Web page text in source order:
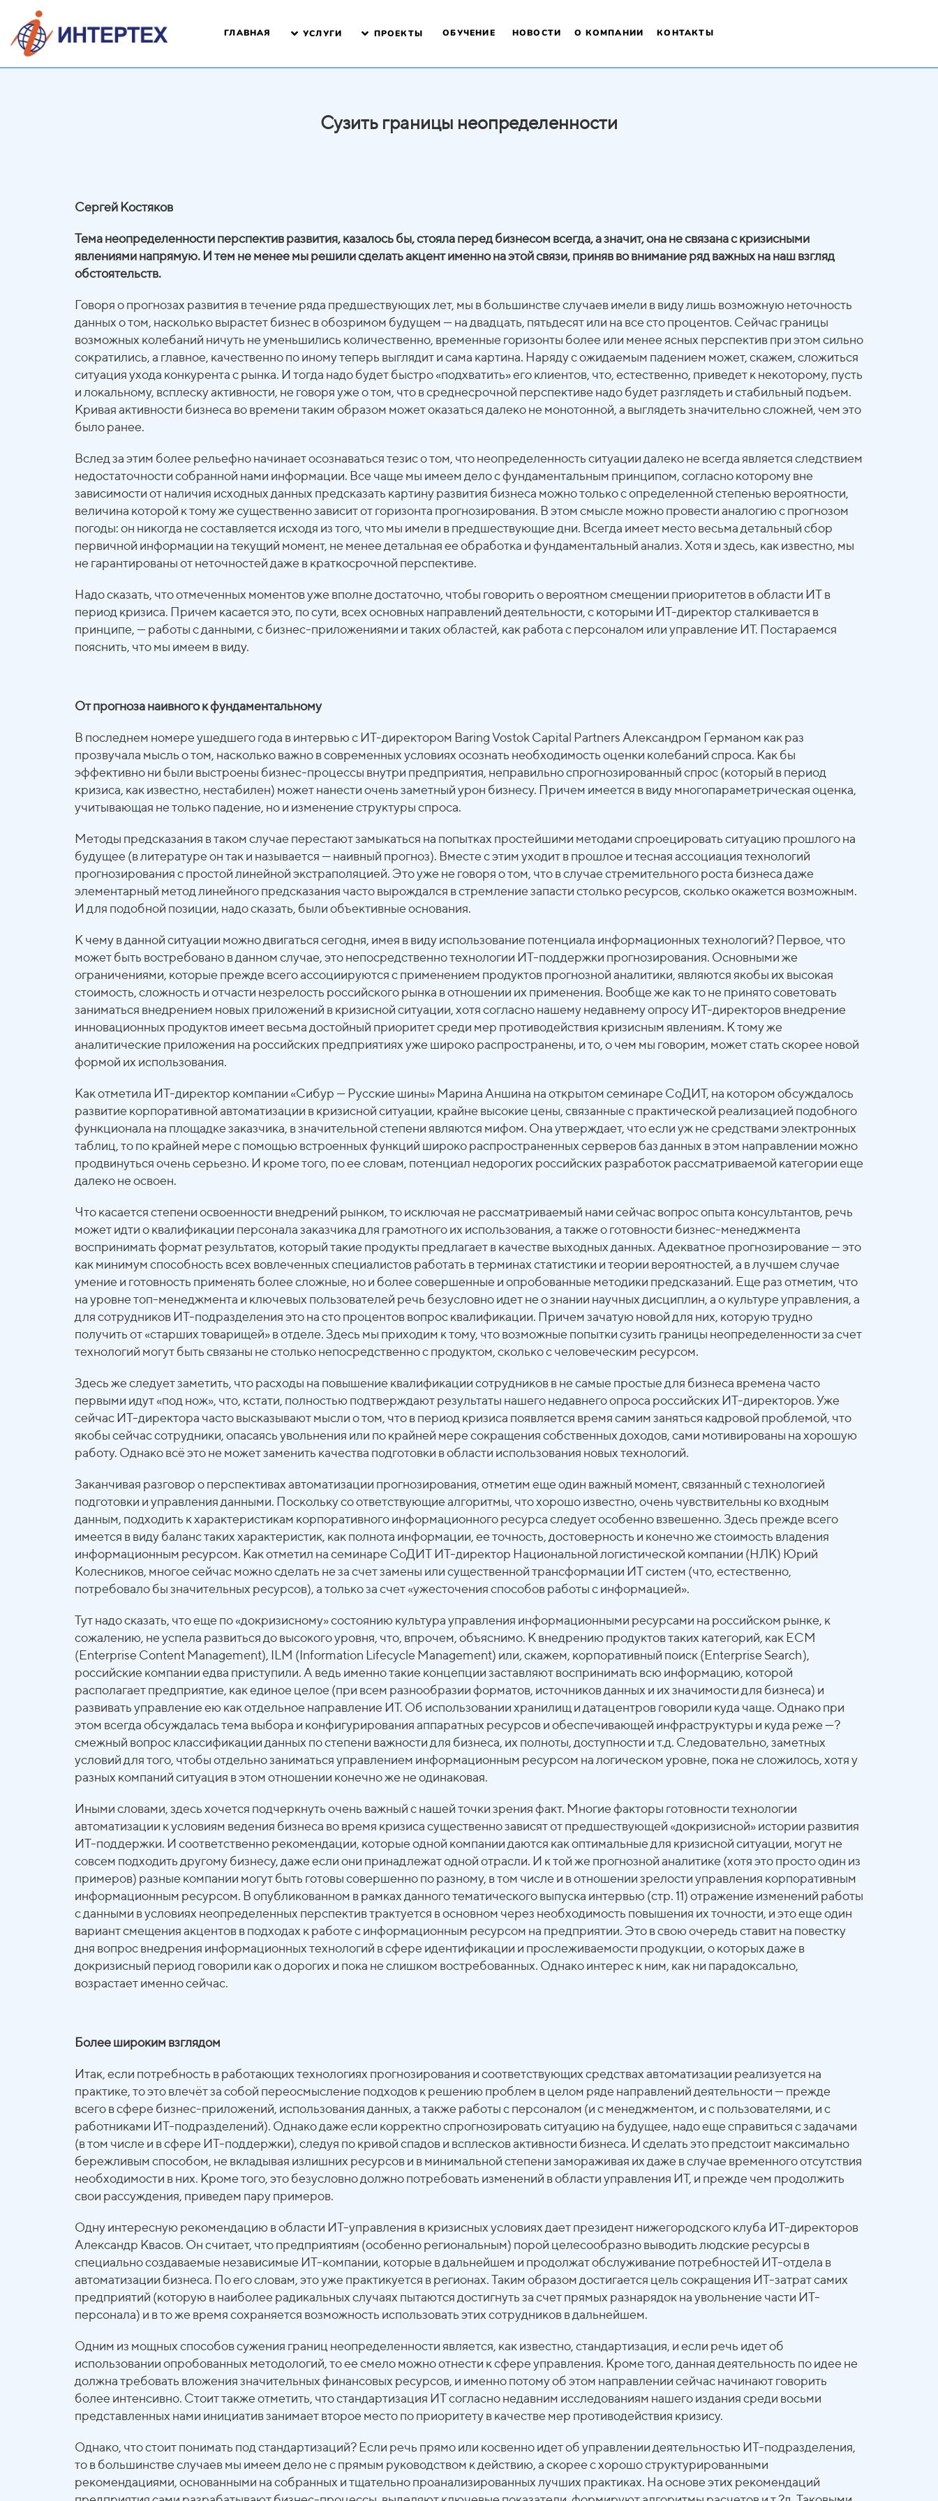
ГЛАВНАЯ УСЛУГИ ПРОЕКТЫ ОБУЧЕНИЕ НОВОСТИ О КОМПАНИИ КОНТАКТЫ
Сузить границы неопределенности
Сергей Костяков
Тема неопределенности перспектив развития, казалось бы, стояла перед бизнесом всегда, а значит, она не связана с кризисными
явлениями напрямую. И тем не менее мы решили сделать акцент именно на этой связи, приняв во внимание ряд важных на наш взгляд
обстоятельств.
Говоря о прогнозах развития в течение ряда предшествующих лет, мы в большинстве случаев имели в виду лишь возможную неточность
данных о том, насколько вырастет бизнес в обозримом будущем — на двадцать, пятьдесят или на все сто процентов. Сейчас границы
возможных колебаний ничуть не уменьшились количественно, временные горизонты более или менее ясных перспектив при этом сильно
сократились, а главное, качественно по иному теперь выглядит и сама картина. Наряду с ожидаемым падением может, скажем, сложиться
ситуация ухода конкурента с рынка. И тогда надо будет быстро «подхватить» его клиентов, что, естественно, приведет к некоторому, пусть
и локальному, всплеску активности, не говоря уже о том, что в среднесрочной перспективе надо будет разглядеть и стабильный подъем.
Кривая активности бизнеса во времени таким образом может оказаться далеко не монотонной, а выглядеть значительно сложней, чем это
было ранее.
Вслед за этим более рельефно начинает осознаваться тезис о том, что неопределенность ситуации далеко не всегда является следствием
недостаточности собранной нами информации. Все чаще мы имеем дело с фундаментальным принципом, согласно которому вне
зависимости от наличия исходных данных предсказать картину развития бизнеса можно только с определенной степенью вероятности,
величина которой к тому же существенно зависит от горизонта прогнозирования. В этом смысле можно провести аналогию с прогнозом
погоды: он никогда не составляется исходя из того, что мы имели в предшествующие дни. Всегда имеет место весьма детальный сбор
первичной информации на текущий момент, не менее детальная ее обработка и фундаментальный анализ. Хотя и здесь, как известно, мы
не гарантированы от неточностей даже в краткосрочной перспективе.
Надо сказать, что отмеченных моментов уже вполне достаточно, чтобы говорить о вероятном смещении приоритетов в области ИТ в
период кризиса. Причем касается это, по сути, всех основных направлений деятельности, с которыми ИТ-директор сталкивается в
принципе, — работы с данными, с бизнес-приложениями и таких областей, как работа с персоналом или управление ИТ. Постараемся
пояснить, что мы имеем в виду.
От прогноза наивного к фундаментальному
В последнем номере ушедшего года в интервью с ИТ-директором Baring Vostok Capital Partners Александром Германом как раз
прозвучала мысль о том, насколько важно в современных условиях осознать необходимость оценки колебаний спроса. Как бы
эффективно ни были выстроены бизнес-процессы внутри предприятия, неправильно спрогнозированный спрос (который в период
кризиса, как известно, нестабилен) может нанести очень заметный урон бизнесу. Причем имеется в виду многопараметрическая оценка,
учитывающая не только падение, но и изменение структуры спроса.
Методы предсказания в таком случае перестают замыкаться на попытках простейшими методами спроецировать ситуацию прошлого на
будущее (в литературе он так и называется — наивный прогноз). Вместе с этим уходит в прошлое и тесная ассоциация технологий
прогнозирования с простой линейной экстраполяцией. Это уже не говоря о том, что в случае стремительного роста бизнеса даже
элементарный метод линейного предсказания часто вырождался в стремление запасти столько ресурсов, сколько окажется возможным.
И для подобной позиции, надо сказать, были объективные основания.
К чему в данной ситуации можно двигаться сегодня, имея в виду использование потенциала информационных технологий? Первое, что
может быть востребовано в данном случае, это непосредственно технологии ИТ-поддержки прогнозирования. Основными же
ограничениями, которые прежде всего ассоциируются с применением продуктов прогнозной аналитики, являются якобы их высокая
стоимость, сложность и отчасти незрелость российского рынка в отношении их применения. Вообще же как то не принято советовать
заниматься внедрением новых приложений в кризисной ситуации, хотя согласно нашему недавнему опросу ИТ-директоров внедрение
инновационных продуктов имеет весьма достойный приоритет среди мер противодействия кризисным явлениям. К тому же
аналитические приложения на российских предприятиях уже широко распространены, и то, о чем мы говорим, может стать скорее новой
формой их использования.
Как отметила ИТ-директор компании «Сибур — Русские шины» Марина Аншина на открытом семинаре СоДИТ, на котором обсуждалось
развитие корпоративной автоматизации в кризисной ситуации, крайне высокие цены, связанные с практической реализацией подобного
функционала на площадке заказчика, в значительной степени являются мифом. Она утверждает, что если уж не средствами электронных
таблиц, то по крайней мере с помощью встроенных функций широко распространенных серверов баз данных в этом направлении можно
продвинуться очень серьезно. И кроме того, по ее словам, потенциал недорогих российских разработок рассматриваемой категории еще
далеко не освоен.
Что касается степени освоенности внедрений рынком, то исключая не рассматриваемый нами сейчас вопрос опыта консультантов, речь
может идти о квалификации персонала заказчика для грамотного их использования, а также о готовности бизнес-менеджмента
воспринимать формат результатов, который такие продукты предлагает в качестве выходных данных. Адекватное прогнозирование — это
как минимум способность всех вовлеченных специалистов работать в терминах статистики и теории вероятностей, а в лучшем случае
умение и готовность применять более сложные, но и более совершенные и опробованные методики предсказаний. Еще раз отметим, что
на уровне топ-менеджмента и ключевых пользователей речь безусловно идет не о знании научных дисциплин, а о культуре управления, а
для сотрудников ИТ-подразделения это на сто процентов вопрос квалификации. Причем зачатую новой для них, которую трудно
получить от «старших товарищей» в отделе. Здесь мы приходим к тому, что возможные попытки сузить границы неопределенности за счет
технологий могут быть связаны не столько непосредственно с продуктом, сколько с человеческим ресурсом.
Здесь же следует заметить, что расходы на повышение квалификации сотрудников в не самые простые для бизнеса времена часто
первыми идут «под нож», что, кстати, полностью подтверждают результаты нашего недавнего опроса российских ИТ-директоров. Уже
сейчас ИТ-директора часто высказывают мысли о том, что в период кризиса появляется время самим заняться кадровой проблемой, что
якобы сейчас сотрудники, опасаясь увольнения или по крайней мере сокращения собственных доходов, сами мотивированы на хорошую
работу. Однако всё это не может заменить качества подготовки в области использования новых технологий.
Заканчивая разговор о перспективах автоматизации прогнозирования, отметим еще один важный момент, связанный с технологией
подготовки и управления данными. Поскольку со ответствующие алгоритмы, что хорошо известно, очень чувствительны ко входным
данным, подходить к характеристикам корпоративного информационного ресурса следует особенно взвешенно. Здесь прежде всего
имеется в виду баланс таких характеристик, как полнота информации, ее точность, достоверность и конечно же стоимость владения
информационным ресурсом. Как отметил на семинаре СоДИТ ИТ-директор Национальной логистической компании (НЛК) Юрий
Колесников, многое сейчас можно сделать не за счет замены или существенной трансформации ИТ систем (что, естественно,
потребовало бы значительных ресурсов), а только за счет «ужесточения способов работы с информацией».
Тут надо сказать, что еще по «докризисному» состоянию культура управления информационными ресурсами на российском рынке, к
сожалению, не успела развиться до высокого уровня, что, впрочем, объяснимо. К внедрению продуктов таких категорий, как ECM
(Enterprise Content Management), ILM (Information Lifecycle Management) или, скажем, корпоративный поиск (Enterprise Search),
российские компании едва приступили. А ведь именно такие концепции заставляют воспринимать всю информацию, которой
располагает предприятие, как единое целое (при всем разнообразии форматов, источников данных и их значимости для бизнеса) и
развивать управление ею как отдельное направление ИТ. Об использовании хранилищ и датацентров говорили куда чаще. Однако при
этом всегда обсуждалась тема выбора и конфигурирования аппаратных ресурсов и обеспечивающей инфраструктуры и куда реже —?
смежный вопрос классификации данных по степени важности для бизнеса, их полноты, доступности и т.д. Следовательно, заметных
условий для того, чтобы отдельно заниматься управлением информационным ресурсом на логическом уровне, пока не сложилось, хотя у
разных компаний ситуация в этом отношении конечно же не одинаковая.
Иными словами, здесь хочется подчеркнуть очень важный с нашей точки зрения факт. Многие факторы готовности технологии
автоматизации к условиям ведения бизнеса во время кризиса существенно зависят от предшествующей «докризисной» истории развития
ИТ-поддержки. И соответственно рекомендации, которые одной компании даются как оптимальные для кризисной ситуации, могут не
совсем подходить другому бизнесу, даже если они принадлежат одной отрасли. И к той же прогнозной аналитике (хотя это просто один из
примеров) разные компании могут быть готовы совершенно по разному, в том числе и в отношении зрелости управления корпоративным
информационным ресурсом. В опубликованном в рамках данного тематического выпуска интервью (стр. 11) отражение изменений работы
с данными в условиях неопределенных перспектив трактуется в основном через необходимость повышения их точности, и это еще один
вариант смещения акцентов в подходах к работе с информационным ресурсом на предприятии. Это в свою очередь ставит на повестку
дня вопрос внедрения информационных технологий в сфере идентификации и прослеживаемости продукции, о которых даже в
докризисный период говорили как о дорогих и пока не слишком востребованных. Однако интерес к ним, как ни парадоксально,
возрастает именно сейчас.
Более широким взглядом
Итак, если потребность в работающих технологиях прогнозирования и соответствующих средствах автоматизации реализуется на
практике, то это влечёт за собой переосмысление подходов к решению проблем в целом ряде направлений деятельности — прежде
всего в сфере бизнес-приложений, использования данных, а также работы с персоналом (и с менеджментом, и с пользователями, и с
работниками ИТ-подразделений). Однако даже если корректно спрогнозировать ситуацию на будущее, надо еще справиться с задачами
(в том числе и в сфере ИТ-поддержки), следуя по кривой спадов и всплесков активности бизнеса. И сделать это предстоит максимально
бережливым способом, не вкладывая излишних ресурсов и в минимальной степени замораживая их даже в случае временного отсутствия
необходимости в них. Кроме того, это безусловно должно потребовать изменений в области управления ИТ, и прежде чем продолжить
свои рассуждения, приведем пару примеров.
Одну интересную рекомендацию в области ИТ-управления в кризисных условиях дает президент нижегородского клуба ИТ-директоров
Александр Квасов. Он считает, что предприятиям (особенно региональным) порой целесообразно выводить людские ресурсы в
специально создаваемые независимые ИТ-компании, которые в дальнейшем и продолжат обслуживание потребностей ИТ-отдела в
автоматизации бизнеса. По его словам, это уже практикуется в регионах. Таким образом достигается цель сокращения ИТ-затрат самих
предприятий (которую в наиболее радикальных случаях пытаются достигнуть за счет прямых разнарядок на увольнение части ИТ-
персонала) и в то же время сохраняется возможность использовать этих сотрудников в дальнейшем.
Одним из мощных способов сужения границ неопределенности является, как известно, стандартизация, и если речь идет об
использовании опробованных методологий, то ее смело можно отнести к сфере управления. Кроме того, данная деятельность по идее не
должна требовать вложения значительных финансовых ресурсов, и именно потому об этом направлении сейчас начинают говорить
более интенсивно. Стоит также отметить, что стандартизация ИТ согласно недавним исследованиям нашего издания среди восьми
представленных нами инициатив занимает второе место по приоритету в качестве мер противодействия кризису.
Однако, что стоит понимать под стандартизаций? Если речь прямо или косвенно идет об управлении деятельностью ИТ-подразделения,
то в большинстве случаев мы имеем дело не с прямым руководством к действию, а скорее с хорошо структурированными
рекомендациями, основанными на собранных и тщательно проанализированных лучших практиках. На основе этих рекомендаций